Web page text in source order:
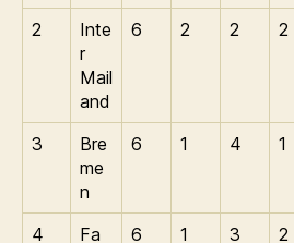
2
Inte
r
Mail
and
6 2 2 2
3
Bre
me
n
6 1 4 1
4
Fa
6 1 3 2